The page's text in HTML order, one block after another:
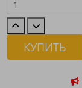
КУПИТЬ